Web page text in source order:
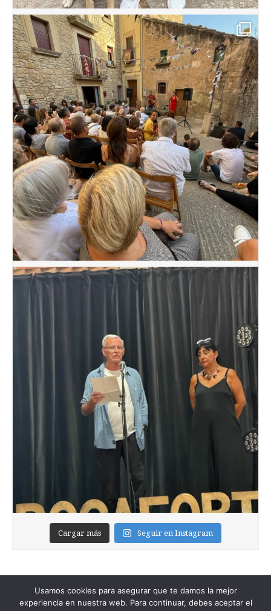
Cargar más Seguir en Instagram
Usamos cookies para asegurar que te damos la mejor
experiencia en nuestra web. Para continuar, debes aceptar el